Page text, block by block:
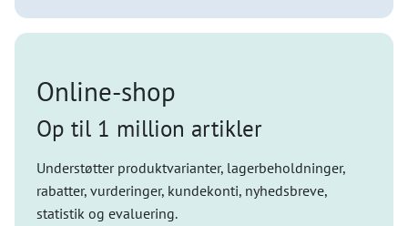
Online-shop
Op til 1 million artikler
Understøtter produktvarianter, lagerbeholdninger,
rabatter, vurderinger, kundekonti, nyhedsbreve,
statistik og evaluering.